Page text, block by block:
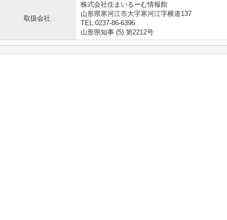
取扱会社
株式会社住まいるーむ情報館
山形県寒河江市大字寒河江字横道137
TEL:0237-86-6396
山形県知事 (5) 第2212号